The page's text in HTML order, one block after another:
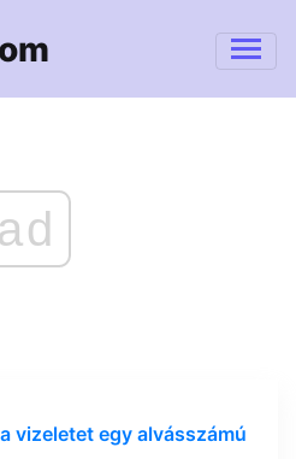
ad
vizeletet egy alvásszámú